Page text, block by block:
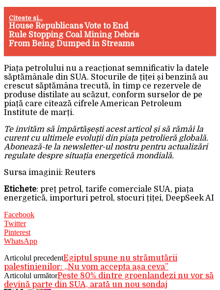
Citeste si...
House Republicans Vote to End
Rule Stopping Coal Mining Debris
From Being Dumped in Streams
Piața petrolului nu a reacționat semnificativ la datele
săptămânale din SUA. Stocurile de țiței și benzină au
crescut săptămâna trecută, în timp ce rezervele de
produse distilate au scăzut, conform surselor de pe
piață care citează cifrele American Petroleum
Institute de marți.
Te invităm să împărtășești acest articol și să rămâi la
curent cu ultimele evoluții din piața petrolieră globală.
Abonează-te la newsletter-ul nostru pentru actualizări
regulate despre situația energetică mondială.
Sursa imaginii: Reuters
Etichete: preț petrol, tarife comerciale SUA, piața
energetică, importuri petrol, stocuri țiței, DeepSeek AI
Facebook
Twitter
Pinterest
WhatsApp
Articolul precedentEgiptul spune nu strămutării
palestinienilor: „Nu vom accepta așa ceva”
Articolul următorPeste 80% dintre groenlandezi nu vor să
devină parte din SUA, arată un nou sondaj